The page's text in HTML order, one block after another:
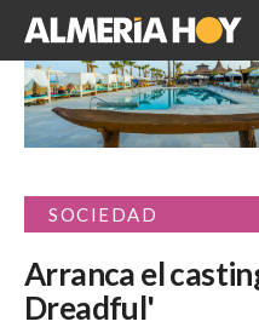
SOCIEDAD
Arranca el
Dreadful'